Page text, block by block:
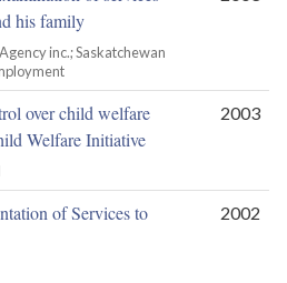
his family
inc.; Saskatchewan
over child welfare
Welfare Initiative
2003
of Services to
2002